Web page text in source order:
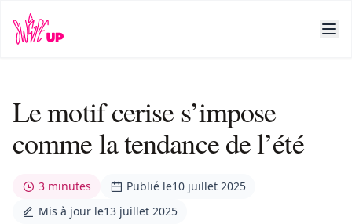
Le motif cerise s’impose
comme la tendance de l’été
3 minutes Publié le10 juillet 2025
Mis à jour le13 juillet 2025